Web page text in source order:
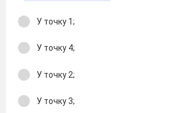
У точку 1;
У точку 4;
У точку 2;
У точку 3;